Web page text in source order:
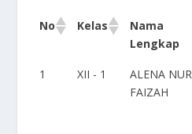
No Kelas
Nama
Lengkap
1 XII - 1
ALENA NUR
FAIZAH